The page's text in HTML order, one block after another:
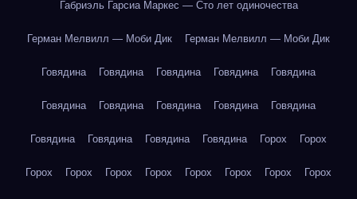
Габриэль Гарсиа Маркес — Сто лет одиночества
Герман Мелвилл — Моби Дик Герман Мелвилл — Моби Дик
Говядина Говядина Говядина Говядина Говядина
Говядина Говядина Говядина Говядина Говядина
Говядина Говядина Говядина Говядина Горох Горох
Горох Горох Горох Горох Горох Горох Горох Горох